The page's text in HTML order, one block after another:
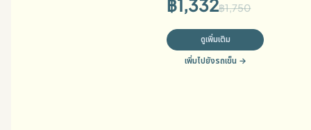
฿1,332฿1,750
ดูเพิ่มเติม
เพิ่มไปยังรถเข็น →